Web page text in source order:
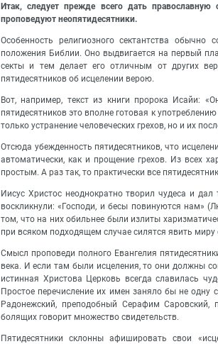
Итак, следует прежде всего дать
проповедуют неопятидесятники.
Особенность религиозного сектантства обычно
положения Библии. Оно выдвигается на первый
секты и тем делает его отличным от других
пятидесятников об исцелении верою.
Вот, например, текст из книги пророка
пятидесятников это вполне готовая к
только устранение человеческих грехов, но и их
Отсюда убежденность пятидесятников, что
автоматически, как и прощение грехов. Из всех
простым. А раз так, то практически все
Иисус Христос неоднократно творил чудеса и
воскликнули: «Господи, и бесы повинуются нам»
том, что на них обильнее были излиты
при всяком подходящем случае силятся явить миру
Смысл проповеди полного Евангелия
века. И если там были исцеления, то они должны
истинная Христова Церковь всегда славилась
Простое перечисление их имен заняло бы не одну
Радонежский, преподобный Серафим Саровский,
болящих говорит множество свидетельств.
Пятидесятники склонны афишировать свои